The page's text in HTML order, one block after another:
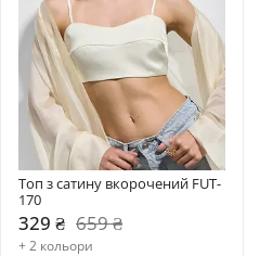
Топ з сатину вкорочений FUT-
170
329 ₴ 659 ₴
+ 2 кольори